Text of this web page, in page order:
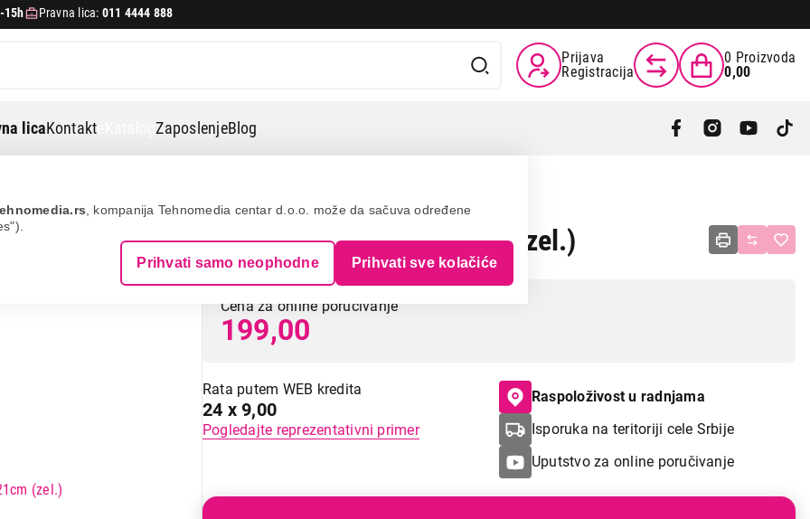
, kompanija Tehnomedia centar d.o.o. može da sačuva određene
Prihvati samo neophodne Prihvati sve kolačiće
15h Pravna lica: 011 4444 888
Prijava
Registracija
0 Proizvoda
0,00
licaKontakt eKatalogZaposlenjeBlog
TEXELL TS-KM125Z 21cm (zel.)
Cena za online poručivanje
199,00
Rata putem WEB kredita
24 x 9,00
Pogledajte reprezentativni primer
Raspoloživost u radnjama
Isporuka na teritoriji cele Srbije
Uputstvo za online poručivanje